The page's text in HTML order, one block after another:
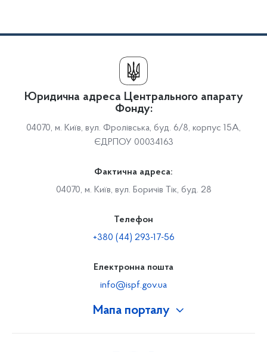
Мапа порталу
Юридична адреса Центрального апарату
Фонду:
04070, м. Київ, вул. Фролівська, буд. 6/8, корпус 15А,
ЄДРПОУ 00034163
Фактична адреса:
04070, м. Київ, вул. Боричів Тік, буд. 28
Телефон
+380 (44) 293-17-56
Електронна пошта
info@ispf.gov.ua